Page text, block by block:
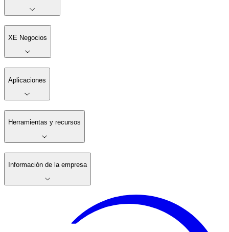
XE Negocios
Aplicaciones
Herramientas y recursos
Información de la empresa